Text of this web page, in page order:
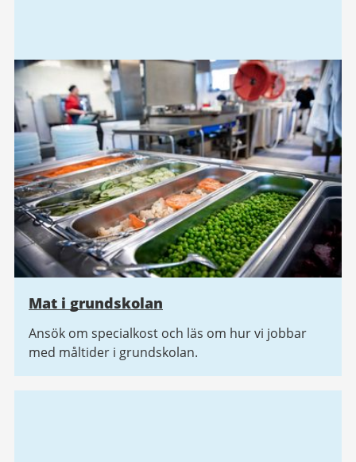
Mat i grundskolan
Ansök om specialkost och läs om hur vi jobbar
med måltider i grundskolan.